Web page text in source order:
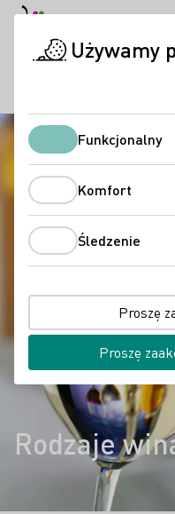
Rodzaje
Używamy
Funkcjonalny
Komfort
Śledzenie
Proszę
Proszę